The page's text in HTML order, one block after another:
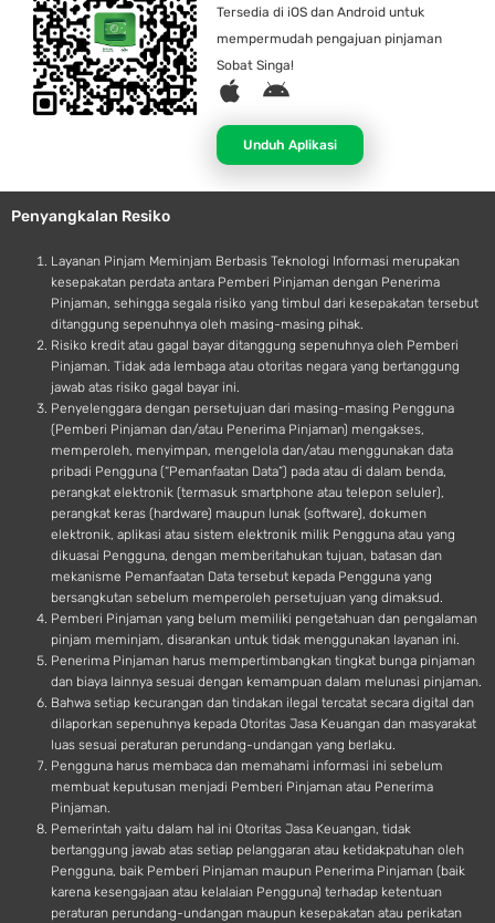
Tersedia di iOS dan Android untuk
mempermudah pengajuan pinjaman
Sobat Singa!
A
p
l
e
A
d
r
o
d
Unduh Aplikasi
Penyangkalan Resiko
Layanan Pinjam Meminjam Berbasis Teknologi Informasi merupakan
kesepakatan perdata antara Pemberi Pinjaman dengan Penerima
Pinjaman, sehingga segala risiko yang timbul dari kesepakatan tersebut
ditanggung sepenuhnya oleh masing-masing pihak.
Risiko kredit atau gagal bayar ditanggung sepenuhnya oleh Pemberi
Pinjaman. Tidak ada lembaga atau otoritas negara yang bertanggung
jawab atas risiko gagal bayar ini.
Penyelenggara dengan persetujuan dari masing-masing Pengguna
(Pemberi Pinjaman dan/atau Penerima Pinjaman) mengakses,
memperoleh, menyimpan, mengelola dan/atau menggunakan data
pribadi Pengguna (“Pemanfaatan Data”) pada atau di dalam benda,
perangkat elektronik (termasuk smartphone atau telepon seluler),
perangkat keras (hardware) maupun lunak (software), dokumen
elektronik, aplikasi atau sistem elektronik milik Pengguna atau yang
dikuasai Pengguna, dengan memberitahukan tujuan, batasan dan
mekanisme Pemanfaatan Data tersebut kepada Pengguna yang
bersangkutan sebelum memperoleh persetujuan yang dimaksud.
Pemberi Pinjaman yang belum memiliki pengetahuan dan pengalaman
pinjam meminjam, disarankan untuk tidak menggunakan layanan ini.
Penerima Pinjaman harus mempertimbangkan tingkat bunga pinjaman
dan biaya lainnya sesuai dengan kemampuan dalam melunasi pinjaman.
Bahwa setiap kecurangan dan tindakan ilegal tercatat secara digital dan
dilaporkan sepenuhnya kepada Otoritas Jasa Keuangan dan masyarakat
luas sesuai peraturan perundang-undangan yang berlaku.
Pengguna harus membaca dan memahami informasi ini sebelum
membuat keputusan menjadi Pemberi Pinjaman atau Penerima
Pinjaman.
Pemerintah yaitu dalam hal ini Otoritas Jasa Keuangan, tidak
bertanggung jawab atas setiap pelanggaran atau ketidakpatuhan oleh
Pengguna, baik Pemberi Pinjaman maupun Penerima Pinjaman (baik
karena kesengajaan atau kelalaian Pengguna) terhadap ketentuan
peraturan perundang-undangan maupun kesepakatan atau perikatan